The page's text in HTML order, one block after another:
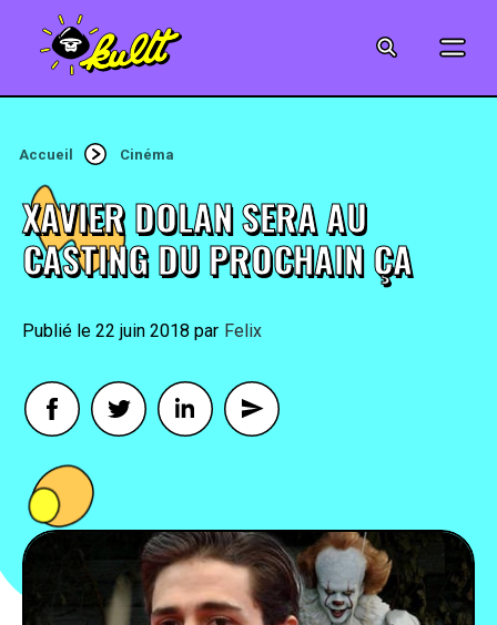
MUSIQUE
JEUX-VIDÉO
PEOPLE
FOOD
Accueil Cinéma
XAVIER DOLAN SERA AU
CASTING DU PROCHAIN ÇA
22 juin 2018 By Felix